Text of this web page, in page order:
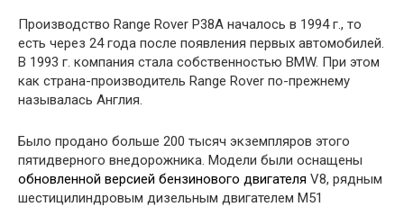
Производство Range Rover P38A началось в 1994 г., то
есть через 24 года после появления первых автомобилей.
В 1993 г. компания стала собственностью BMW. При этом
как страна-производитель Range Rover по-прежнему
называлась Англия.
Было продано больше 200 тысяч экземпляров этого
пятидверного внедорожника. Модели были оснащены
обновленной версией бензинового двигателя V8, рядным
шестицилиндровым дизельным двигателем M51